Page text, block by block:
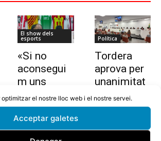
el nostre lloc web i el nostre servei.
Acceptar galetes
El show dels
esports
«Si no
aconsegui
m uns
10.000
euros en
dues
setmanes,
Política
Tordera
aprova per
unanimitat
la nova
ordenança i
nt del